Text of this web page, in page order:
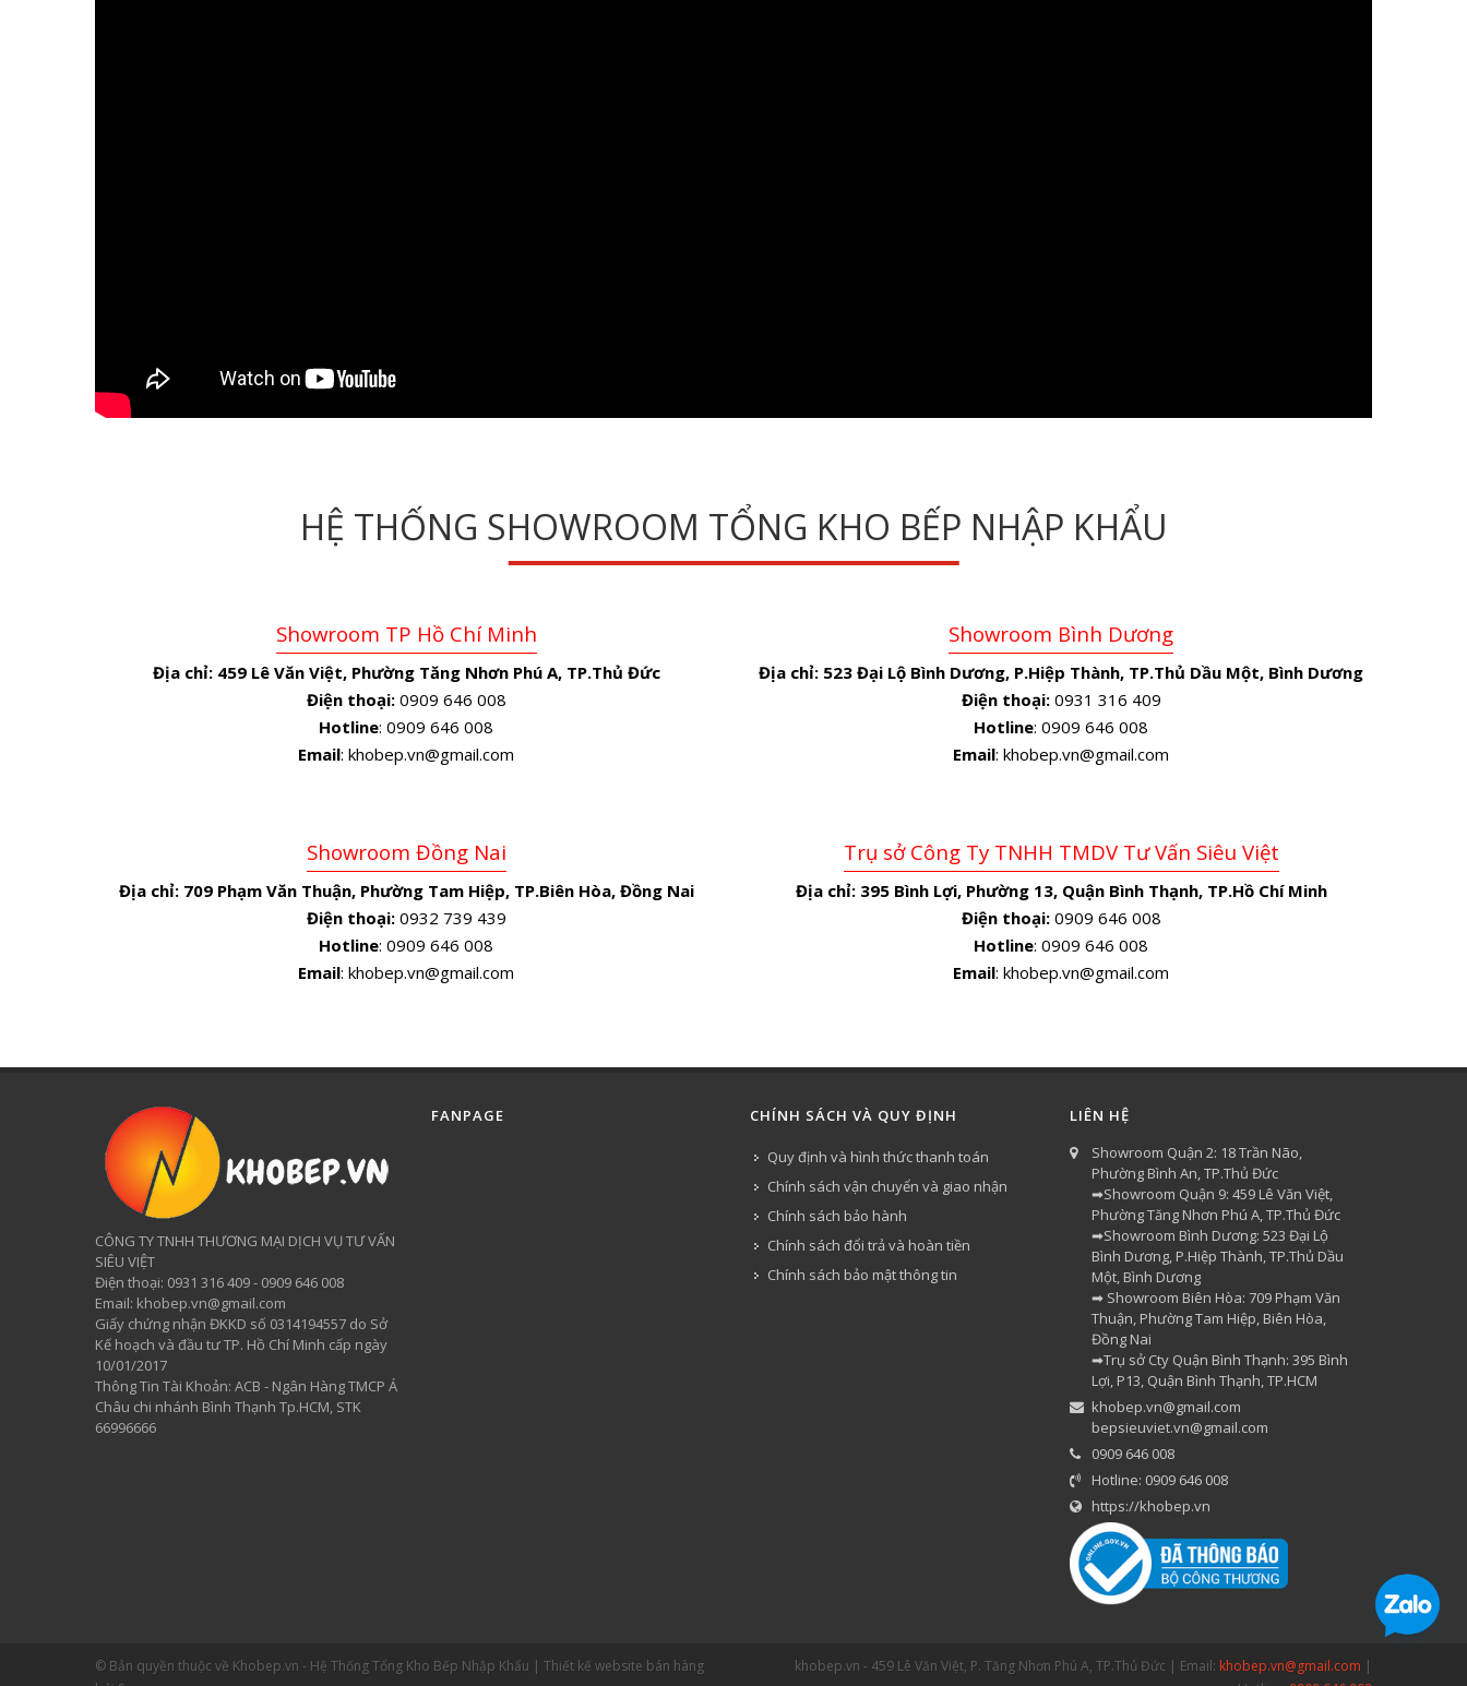
HỆ THỐNG SHOWROOM TỔNG KHO BẾP NHẬP KHẨU
Showroom TP Hồ Chí Minh
Địa chỉ: 459 Lê Văn Việt, Phường Tăng Nhơn Phú A, TP.Thủ Đức
Điện thoại:0909 646 008
Hotline: 0909 646 008
Email: khobep.vn@gmail.com
Showroom Bình Dương
Địa chỉ: 523 Đại Lộ Bình Dương, P.Hiệp Thành, TP.Thủ Dầu Một, Bình Dương
Điện thoại:0931 316 409
Hotline: 0909 646 008
Email: khobep.vn@gmail.com
Showroom Đồng Nai
Địa chỉ: 709 Phạm Văn Thuận, Phường Tam Hiệp, TP.Biên Hòa, Đồng Nai
Điện thoại:0932 739 439
Hotline: 0909 646 008
Email: khobep.vn@gmail.com
Trụ sở Công Ty TNHH TMDV Tư Vấn Siêu Việt
Địa chỉ: 395 Bình Lợi, Phường 13, Quận Bình Thạnh, TP.Hồ Chí Minh
Điện thoại:0909 646 008
Hotline: 0909 646 008
Email: khobep.vn@gmail.com
CÔNG TY TNHH THƯƠNG MẠI DỊCH VỤ TƯ VẤN
SIÊU VIỆT
​Điện thoại: 0931 316 409 - 0909 646 008
Email: khobep.vn@gmail.com
Giấy chứng nhận ĐKKD số 0314194557 do Sở
Kế hoạch và đầu tư TP. Hồ Chí Minh cấp ngày
10/01/2017
Thông Tin Tài Khoản: ACB - Ngân Hàng TMCP Á
Châu chi nhánh Bình Thạnh Tp.HCM, STK
66996666
FANPAGE CHÍNH SÁCH VÀ QUY ĐỊNH
Quy định và hình thức thanh toán
Chính sách vận chuyển và giao nhận
Chính sách bảo hành
Chính sách đổi trả và hoàn tiền
Chính sách bảo mật thông tin
LIÊN HỆ
Showroom Quận 2: 18 Trần Não,
Phường Bình An, TP.Thủ Đức
➡Showroom Quận 9: 459 Lê Văn Việt,
Phường Tăng Nhơn Phú A, TP.Thủ Đức
➡Showroom Bình Dương: 523 Đại Lộ
Bình Dương, P.Hiệp Thành, TP.Thủ Dầu
Một, Bình Dương
➡ Showroom Biên Hòa: 709 Phạm Văn
Thuận, Phường Tam Hiệp, Biên Hòa,
Đồng Nai
➡Trụ sở Cty Quận Bình Thạnh: 395 Bình
Lợi, P13, Quận Bình Thạnh, TP.HCM
khobep.vn@gmail.com
bepsieuviet.vn@gmail.com
0909 646 008
Hotline: 0909 646 008
https://khobep.vn
© Bản quyền thuộc về Khobep.vn - Hệ Thống Tổng Kho Bếp Nhập Khẩu | Thiết kế website bán hàng
khobep.vn - 459 Lê Văn Việt, P. Tăng Nhơn Phú A, TP.Thủ Đức | Email: khobep.vn@gmail.com |